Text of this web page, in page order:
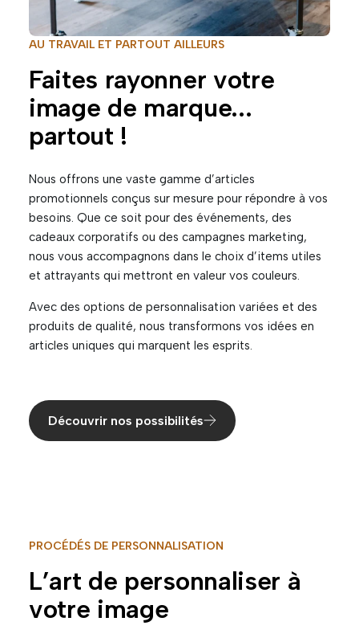
AU TRAVAIL ET PARTOUT AILLEURS
Faites rayonner votre
image de marque...
partout !
Nous offrons une vaste gamme d’articles
promotionnels conçus sur mesure pour répondre à vos
besoins. Que ce soit pour des événements, des
cadeaux corporatifs ou des campagnes marketing,
nous vous accompagnons dans le choix d’items utiles
et attrayants qui mettront en valeur vos couleurs.
Avec des options de personnalisation variées et des
produits de qualité, nous transformons vos idées en
articles uniques qui marquent les esprits.
Découvrir nos possibilités
PROCÉDÉS DE PERSONNALISATION
L’art de personnaliser à
votre image